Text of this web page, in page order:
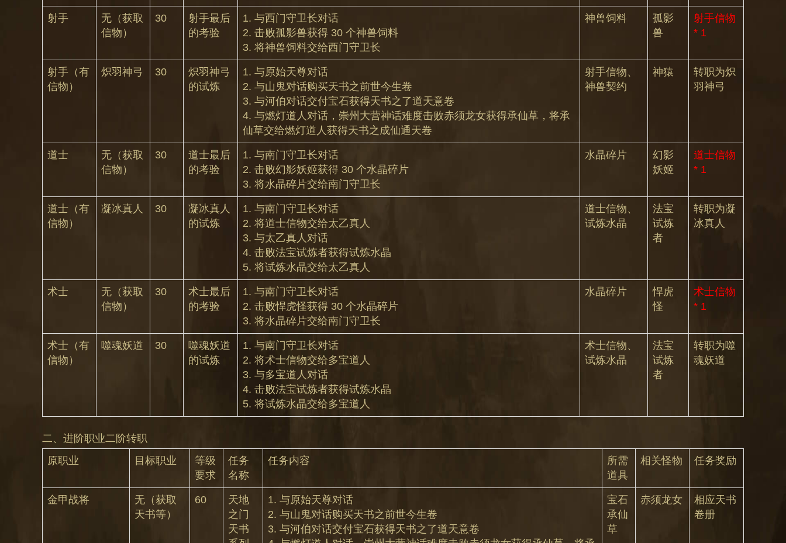
射手
无（获取
信物）
30
射手最后
的考验
1. 与西门守卫长对话
2. 击败孤影兽获得 30 个神兽饲料
3. 将神兽饲料交给西门守卫长
神兽饲料
孤影
兽
射手信物
* 1
射手（有
信物）
炽羽神弓 30
炽羽神弓
的试炼
1. 与原始天尊对话
2. 与山鬼对话购买天书之前世今生卷
3. 与河伯对话交付宝石获得天书之了道天意卷
4. 与燃灯道人对话，崇州大营神话难度击败赤须龙女获得承仙草，将承
仙草交给燃灯道人获得天书之成仙通天卷
射手信物、
神兽契约
神猿
转职为炽
羽神弓
道士
无（获取
信物）
30
道士最后
的考验
1. 与南门守卫长对话
2. 击败幻影妖姬获得 30 个水晶碎片
3. 将水晶碎片交给南门守卫长
水晶碎片
幻影
妖姬
道士信物
* 1
道士（有
信物）
凝冰真人 30
凝冰真人
的试炼
1. 与南门守卫长对话
2. 将道士信物交给太乙真人
3. 与太乙真人对话
4. 击败法宝试炼者获得试炼水晶
5. 将试炼水晶交给太乙真人
道士信物、
试炼水晶
法宝
试炼
者
转职为凝
冰真人
术士
无（获取
信物）
30
术士最后
的考验
1. 与南门守卫长对话
2. 击败悍虎怪获得 30 个水晶碎片
3. 将水晶碎片交给南门守卫长
水晶碎片
悍虎
怪
术士信物
* 1
术士（有
信物）
噬魂妖道 30
噬魂妖道
的试炼
1. 与南门守卫长对话
2. 将术士信物交给多宝道人
3. 与多宝道人对话
4. 击败法宝试炼者获得试炼水晶
5. 将试炼水晶交给多宝道人
术士信物、
试炼水晶
法宝
试炼
者
转职为噬
魂妖道
二、进阶职业二阶转职
原职业
目标职业
等级
要求
任务
名称
任务内容
所需
道具
相关怪物 任务奖励
金甲战将
无（获取
天书等）
60
天地
之门
天书
1. 与原始天尊对话
2. 与山鬼对话购买天书之前世今生卷
3. 与河伯对话交付宝石获得天书之了道天意卷
宝石
承仙
草
赤须龙女
相应天书
卷册